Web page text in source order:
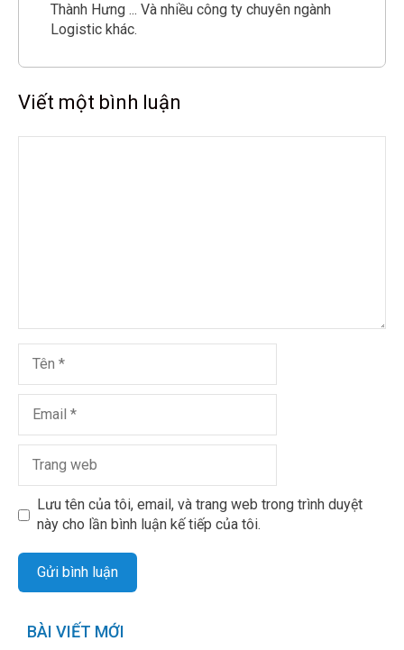
Thành Hưng ... Và nhiều công ty chuyên ngành
Logistic khác.
Viết một bình luận
Lưu tên của tôi, email, và trang web trong trình duyệt
này cho lần bình luận kế tiếp của tôi.
BÀI VIẾT MỚI